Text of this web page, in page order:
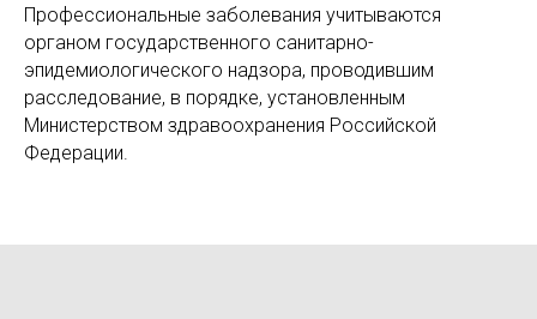
Профессиональные заболевания учитываются
органом государственного санитарно-
эпидемиологического надзора, проводившим
расследование, в порядке, установленным
Министерством здравоохранения Российской
Федерации.